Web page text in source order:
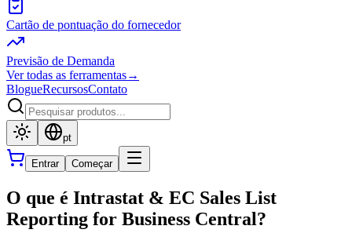
Cartão de pontuação do fornecedor
Previsão de Demanda
Ver todas as ferramentas→
BlogueRecursosContato
pt
Entrar Começar
O que é Intrastat & EC Sales List
Reporting for Business Central?